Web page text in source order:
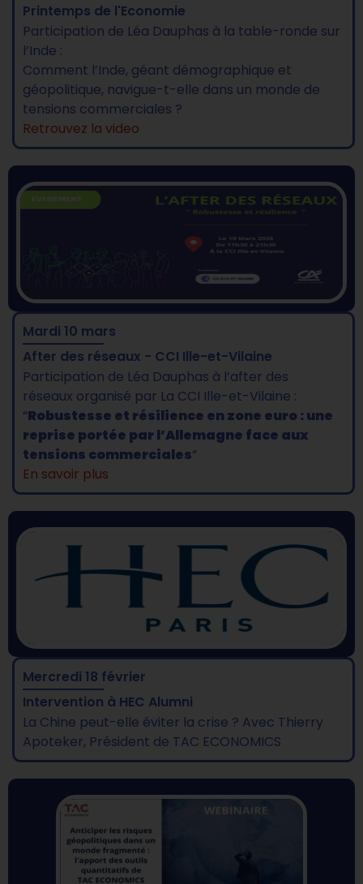
Printemps de l'Economie
Participation de Léa Dauphas à la table-ronde sur
l’Inde :
Comment l’Inde, géant démographique et
géopolitique, navigue-t-elle dans un monde de
tensions commerciales ?
Retrouvez la video
Mardi 10 mars
After des réseaux - CCI Ille-et-Vilaine
Participation de Léa Dauphas à l’after des
réseaux organisé par La CCI Ille-et-Vilaine :
“Robustesse et résilience en zone euro : une
reprise portée par l’Allemagne face aux
tensions commerciales“
En savoir plus
Mercredi 18 février
Intervention à HEC Alumni
La Chine peut-elle éviter la crise ? Avec Thierry
Apoteker, Président de TAC ECONOMICS